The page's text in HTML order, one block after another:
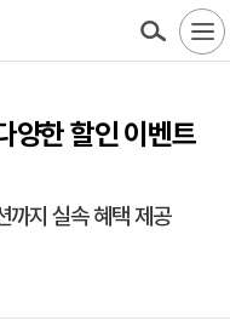
양한 할인 이벤트
까지 실속 혜택 제공